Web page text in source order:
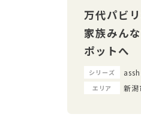
万代パビ
家族みん
ポットへ
シリーズ
エリア 新潟